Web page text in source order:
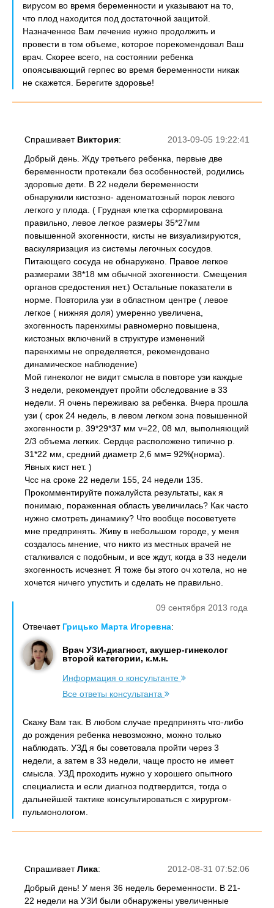
вирусом во время беременности и указывают на то,
что плод находится под достаточной защитой.
Назначенное Вам лечение нужно продолжить и
провести в том объеме, которое порекомендовал Ваш
врач. Скорее всего, на состоянии ребенка
опоясывающий герпес во время беременности никак
не скажется. Берегите здоровье!
2013-09-05 19:22:41
Спрашивает Виктория:
Добрый день. Жду третьего ребенка, первые две
беременности протекали без особенностей, родились
здоровые дети. В 22 недели беременности
обнаружили кистозно- аденоматозный порок левого
легкого у плода. ( Грудная клетка сформирована
правильно, левое легкое размеры 35*27мм
повышенной эхогенности, кисты не визуализируются,
васкуляризация из системы легочных сосудов.
Питающего сосуда не обнаружено. Правое легкое
размерами 38*18 мм обычной эхогенности. Смещения
органов средостения нет.) Остальные показатели в
норме. Повторила узи в областном центре ( левое
легкое ( нижняя доля) умеренно увеличена,
эхогенность паренхимы равномерно повышена,
кистозных включений в структуре изменений
паренхимы не определяется, рекомендовано
динамическое наблюдение)
Мой гинеколог не видит смысла в повторе узи каждые
3 недели, рекомендует пройти обследование в 33
недели. Я очень переживаю за ребенка. Вчера прошла
узи ( срок 24 недель, в левом легком зона повышенной
эхогенности р. 39*29*37 мм v=22, 08 мл, выполняющий
2/3 объема легких. Сердце расположено типично р.
31*22 мм, средний диаметр 2,6 мм= 92%(норма).
Явных кист нет. )
Чсс на сроке 22 недели 155, 24 недели 135.
Прокомментируйте пожалуйста результаты, как я
понимаю, пораженная область увеличилась? Как часто
нужно смотреть динамику? Что вообще посоветуете
мне предпринять. Живу в небольшом городе, у меня
создалось мнение, что никто из местных врачей не
сталкивался с подобным, и все ждут, когда в 33 недели
эхогенность исчезнет. Я тоже бы этого оч хотела, но не
хочется ничего упустить и сделать не правильно.
09 сентября 2013 года
Отвечает Грицько Марта Игоревна:
Врач УЗИ-диагност, акушер-гинеколог
второй категории, к.м.н.
Информация о консультанте
Все ответы консультанта
Скажу Вам так. В любом случае предпринять что-либо
до рождения ребенка невозможно, можно только
наблюдать. УЗД я бы советовала пройти через 3
недели, а затем в 33 недели, чаще просто не имеет
смысла. УЗД проходить нужно у хорошего опытного
специалиста и если диагноз подтвердится, тогда о
дальнейшей тактике консультироваться с хирургом-
пульмонологом.
2012-08-31 07:52:06
СпрашиваетЛика:
Добрый день! У меня 36 недель беременности. В 21-
22 недели на УЗИ были обнаружены увеличенные